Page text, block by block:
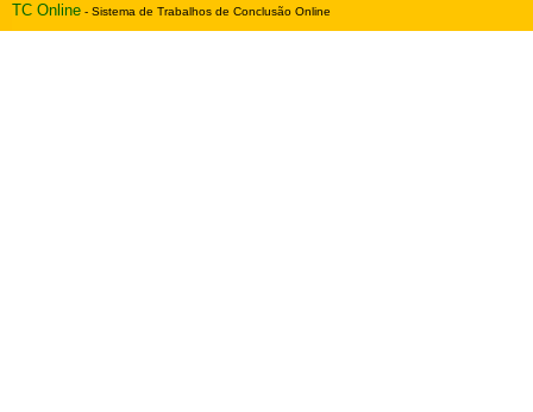
TC Online - Sistema de Trabalhos de Conclusão Online